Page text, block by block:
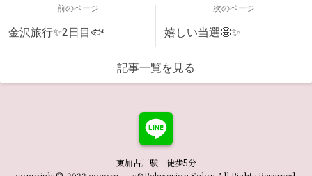
前のページ
金沢旅行✨2日目🐟
次のページ
嬉しい当選🤩✨
記事一覧を見る
東加古川駅 徒歩5分